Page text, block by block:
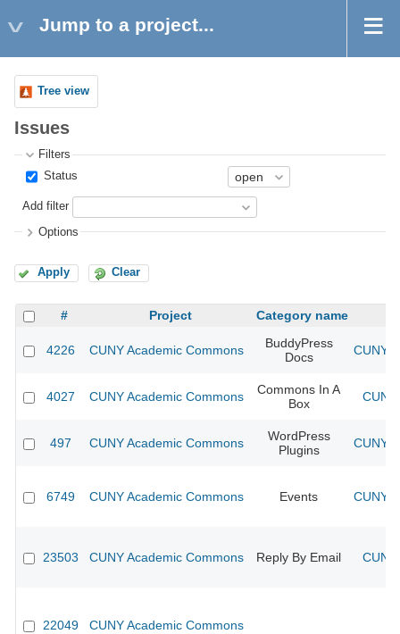
Jump to a project...
Tree view
Issues
Filters
Status
Add filter
Options
Apply Clear
# Project Category name
4226 CUNY Academic Commons
BuddyPress
Docs
CUNY
4027 CUNY Academic Commons
Commons In A
Box
497 CUNY Academic Commons
WordPress
Plugins
CUNY
6749 CUNY Academic Commons Events CUNY
23503 CUNY Academic Commons Reply By Email
22049 CUNY Academic Commons